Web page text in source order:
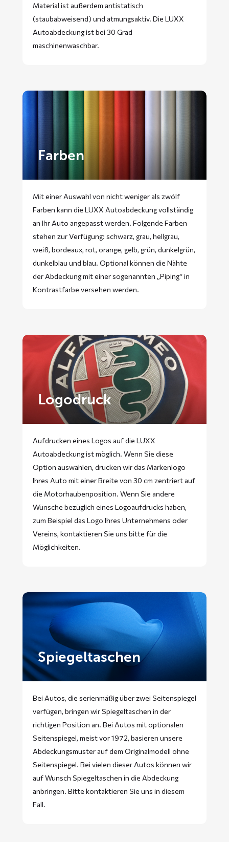
Material ist außerdem antistatisch
(staubabweisend) und atmungsaktiv. Die LUXX
Autoabdeckung ist bei 30 Grad
maschinenwaschbar.
Farben
Mit einer Auswahl von nicht weniger als zwölf
Farben kann die LUXX Autoabdeckung vollständig
an Ihr Auto angepasst werden. Folgende Farben
stehen zur Verfügung: schwarz, grau, hellgrau,
weiß, bordeaux, rot, orange, gelb, grün, dunkelgrün,
dunkelblau und blau. Optional können die Nähte
der Abdeckung mit einer sogenannten „Piping“ in
Kontrastfarbe versehen werden.
Logodruck
Aufdrucken eines Logos auf die LUXX
Autoabdeckung ist möglich. Wenn Sie diese
Option auswählen, drucken wir das Markenlogo
Ihres Auto mit einer Breite von 30 cm zentriert auf
die Motorhaubenposition. Wenn Sie andere
Wünsche bezüglich eines Logoaufdrucks haben,
zum Beispiel das Logo Ihres Unternehmens oder
Vereins, kontaktieren Sie uns bitte für die
Möglichkeiten.
Spiegeltaschen
Bei Autos, die serienmäßig über zwei Seitenspiegel
verfügen, bringen wir Spiegeltaschen in der
richtigen Position an. Bei Autos mit optionalen
Seitenspiegel, meist vor 1972, basieren unsere
Abdeckungsmuster auf dem Originalmodell ohne
Seitenspiegel. Bei vielen dieser Autos können wir
auf Wunsch Spiegeltaschen in die Abdeckung
anbringen. Bitte kontaktieren Sie uns in diesem
Fall.